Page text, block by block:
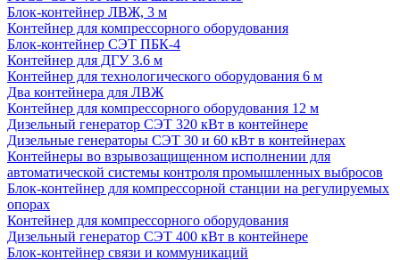
Блок-контейнер ЛВЖ, 3 м
Контейнер для компрессорного оборудования
Блок-контейнер СЭТ ПБК-4
Контейнер для ДГУ 3.6 м
Контейнер для технологического оборудования 6 м
Два контейнера для ЛВЖ
Контейнер для компрессорного оборудования 12 м
Дизельный генератор СЭТ 320 кВт в контейнере
Дизельные генераторы СЭТ 30 и 60 кВт в контейнерах
Контейнеры во взрывозащищенном исполнении для
автоматической системы контроля промышленных выбросов
Блок-контейнер для компрессорной станции на регулируемых
опорах
Контейнер для компрессорного оборудования
Дизельный генератор СЭТ 400 кВт в контейнере
Блок-контейнер связи и коммуникаций